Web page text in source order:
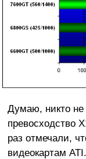
Думаю, никто не
превосходство
раз отмечали,
видеокартам